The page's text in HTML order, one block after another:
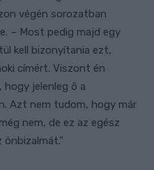
végén sorozatban
– Most pedig majd egy
kell bizonyítania ezt,
címért. Viszont én
hogy jelenleg ő a
Azt nem tudom, hogy már
nem, de ez az egész